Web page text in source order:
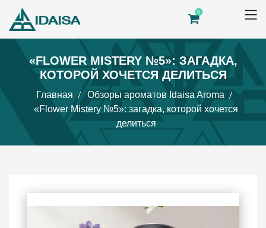
0
«FLOWER MISTERY №5»: ЗАГАДКА,
КОТОРОЙ ХОЧЕТСЯ ДЕЛИТЬСЯ
Главная
Обзоры ароматов Idaisa Aroma
«Flower Mistery №5»: загадка, которой хочется
делиться